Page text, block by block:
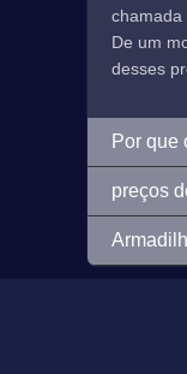
chamada
De um
desses
Por que
preços